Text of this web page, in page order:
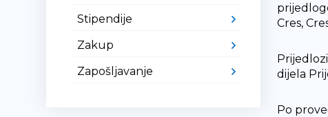
Cres,
dijela
Po
Stipendije
Zakup
Zapošljavanje